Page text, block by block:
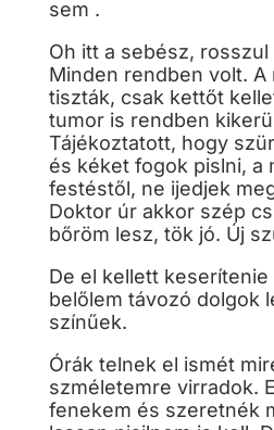
sem .
Oh itt a sebész, rosszul
Minden rendben volt. A
tiszták, csak kettőt
tumor is rendben
Tájékoztatott, hogy
és kéket fogok pislni, a
festéstől, ne ijedjek
Doktor úr akkor szép
bőröm lesz, tök jó. Új
De el kellett
belőlem távozó dolgok
színűek.
Órák telnek el ismét
szméletemre virradok.
fenekem és szeretnék